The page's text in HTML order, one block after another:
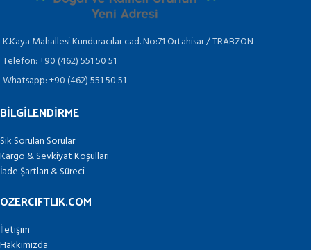
K.Kaya Mahallesi Kunduracılar cad. No:71 Ortahisar / TRABZON
Telefon: +90 (462) 551 50 51
Whatsapp: +90 (462) 551 50 51
BILGILENDIRME
Sık Sorulan Sorular
Kargo & Sevkiyat Koşulları
İade Şartları & Süreci
OZERCIFTLIK.COM
İletişim
Hakkımızda